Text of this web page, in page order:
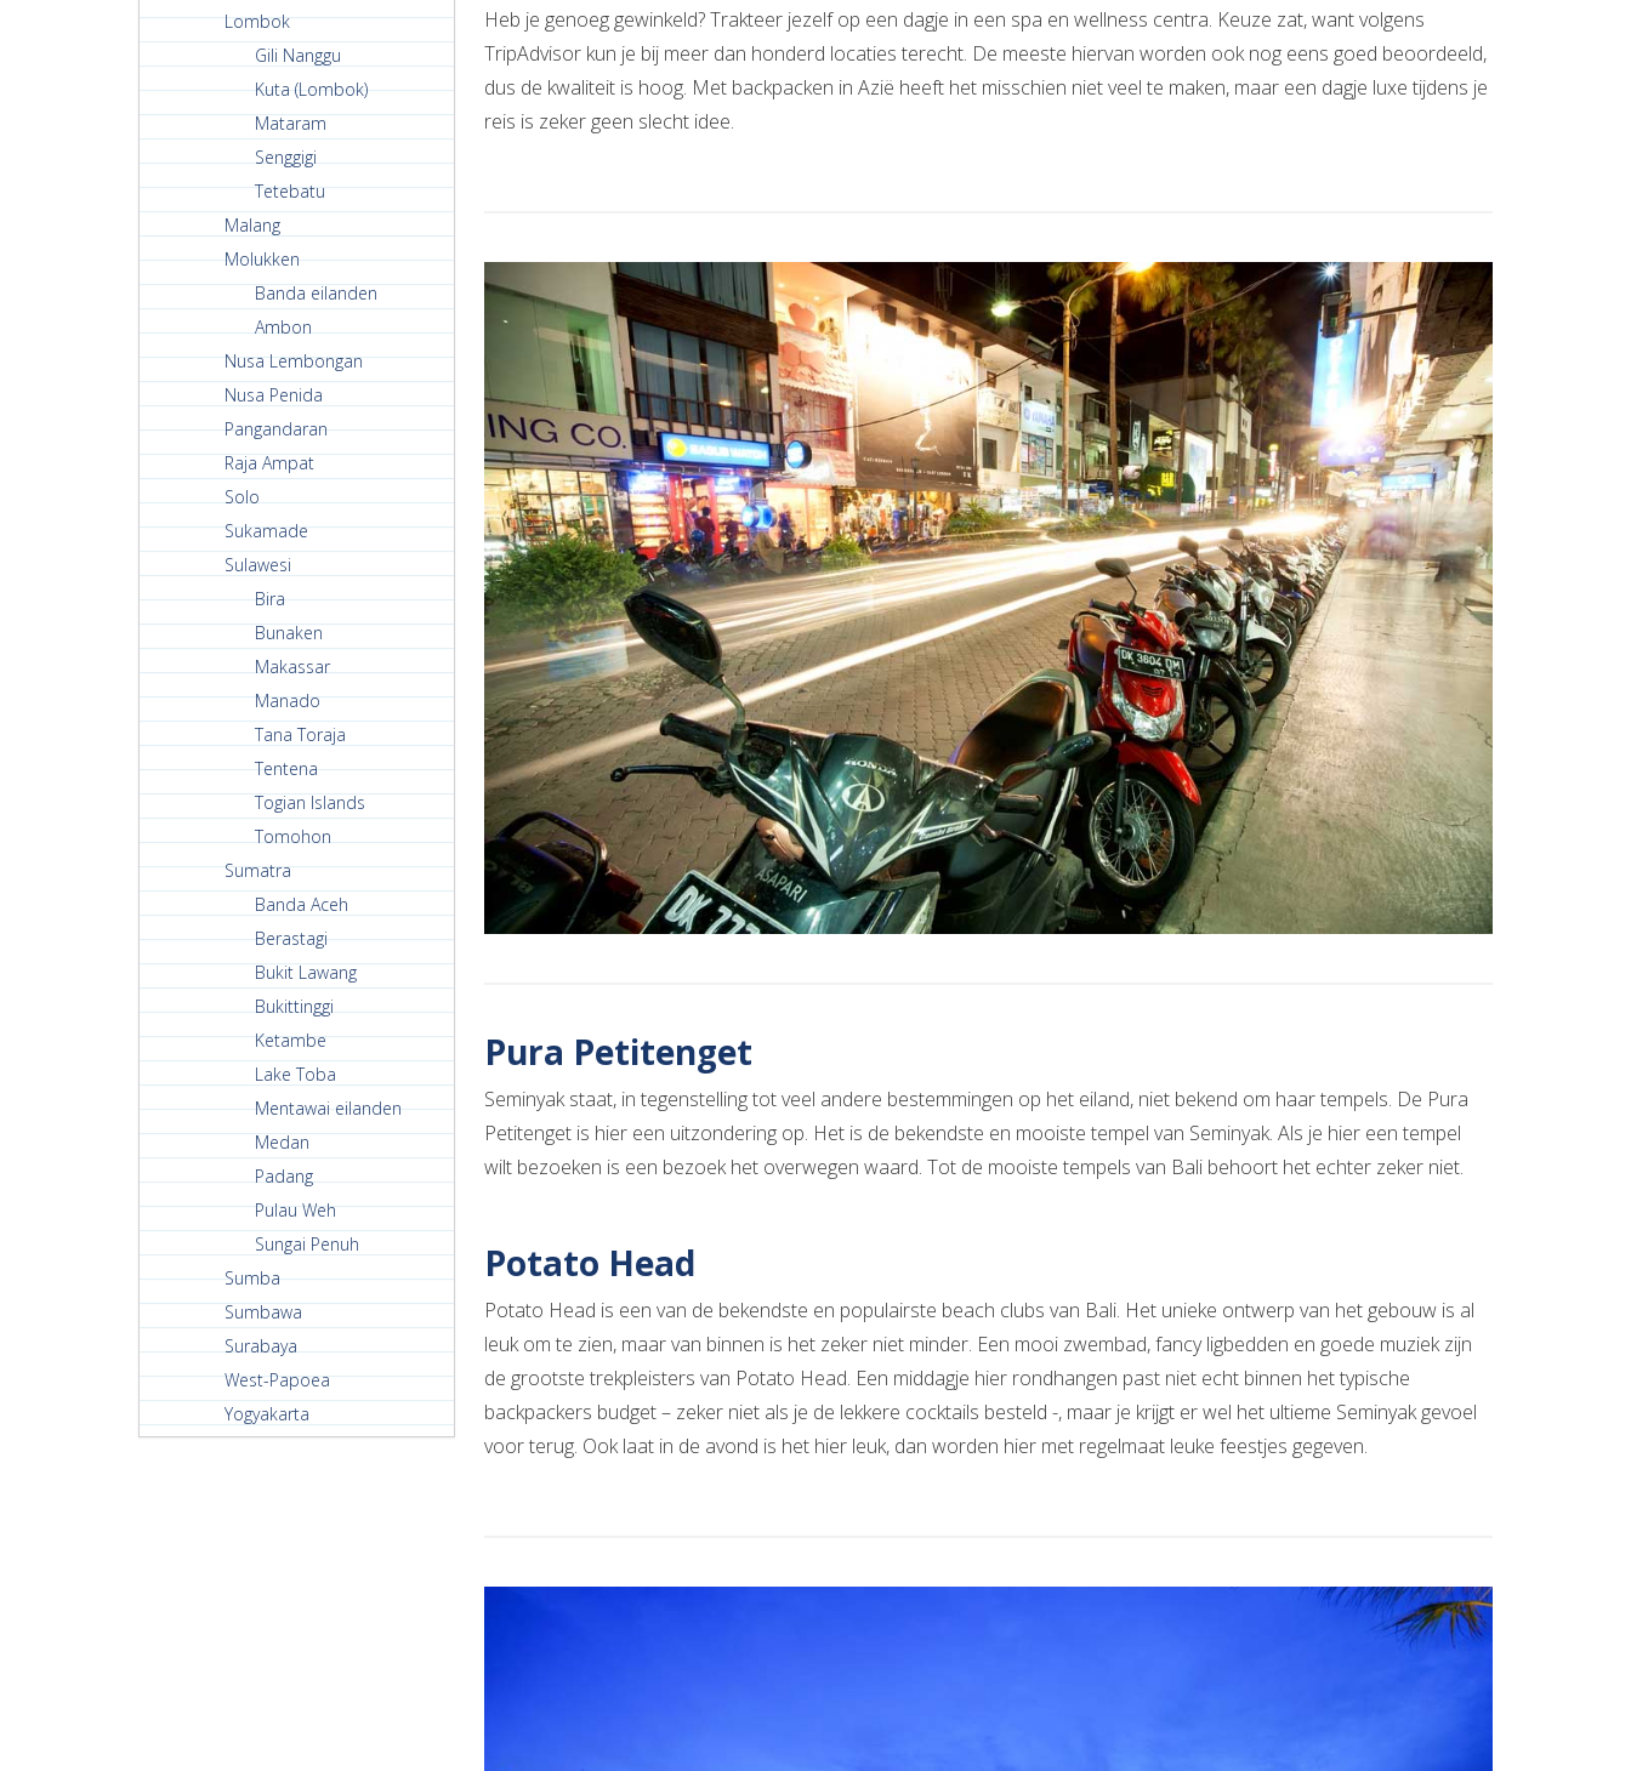
Lombok
Gili Nanggu
Kuta (Lombok)
Mataram
Senggigi
Tetebatu
Malang
Molukken
Banda eilanden
Ambon
Nusa Lembongan
Nusa Penida
Pangandaran
Raja Ampat
Solo
Sukamade
Sulawesi
Bira
Bunaken
Makassar
Manado
Tana Toraja
Tentena
Togian Islands
Tomohon
Sumatra
Banda Aceh
Berastagi
Bukit Lawang
Bukittinggi
Ketambe
Lake Toba
Mentawai eilanden
Medan
Padang
Pulau Weh
Sungai Penuh
Sumba
Sumbawa
Surabaya
West-Papoea
Yogyakarta
Heb je genoeg gewinkeld? Trakteer jezelf op een dagje in een spa en wellness centra. Keuze zat, want volgens
TripAdvisor kun je bij meer dan honderd locaties terecht. De meeste hiervan worden ook nog eens goed beoordeeld,
dus de kwaliteit is hoog. Met backpacken in Azië heeft het misschien niet veel te maken, maar een dagje luxe tijdens je
reis is zeker geen slecht idee.
Pura Petitenget
Seminyak staat, in tegenstelling tot veel andere bestemmingen op het eiland, niet bekend om haar tempels. De Pura
Petitenget is hier een uitzondering op. Het is de bekendste en mooiste tempel van Seminyak. Als je hier een tempel
wilt bezoeken is een bezoek het overwegen waard. Tot de mooiste tempels van Bali behoort het echter zeker niet.
Potato Head
Potato Head is een van de bekendste en populairste beach clubs van Bali. Het unieke ontwerp van het gebouw is al
leuk om te zien, maar van binnen is het zeker niet minder. Een mooi zwembad, fancy ligbedden en goede muziek zijn
de grootste trekpleisters van Potato Head. Een middagje hier rondhangen past niet echt binnen het typische
backpackers budget – zeker niet als je de lekkere cocktails besteld -, maar je krijgt er wel het ultieme Seminyak gevoel
voor terug. Ook laat in de avond is het hier leuk, dan worden hier met regelmaat leuke feestjes gegeven.